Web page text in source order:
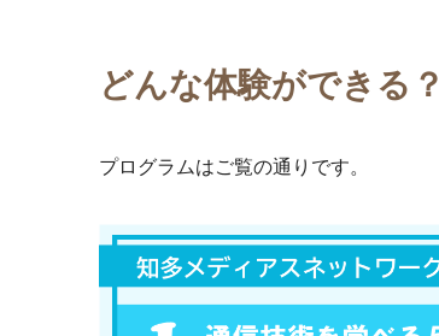
どんな体験ができる？
プログラムはご覧の通りです。